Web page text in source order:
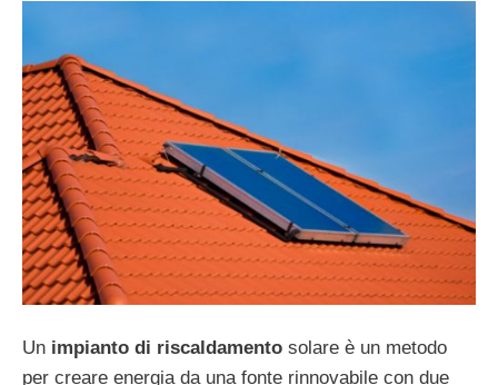
Un impianto di riscaldamento solare è un metodo
per creare energia da una fonte rinnovabile con due